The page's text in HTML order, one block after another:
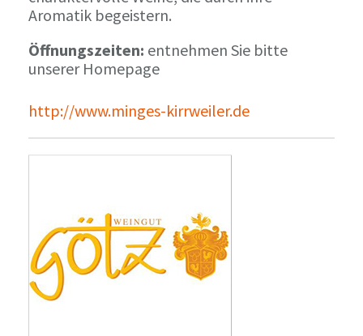
Aromatik begeistern.
Öffnungszeiten: entnehmen Sie bitte
unserer Homepage
http://www.minges-kirrweiler.de